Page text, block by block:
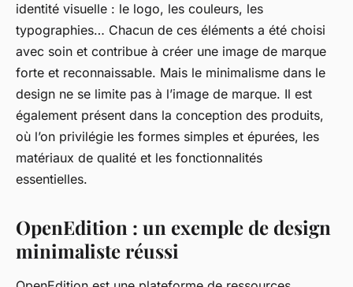
identité visuelle : le logo, les couleurs, les
typographies… Chacun de ces éléments a été choisi
avec soin et contribue à créer une image de marque
forte et reconnaissable. Mais le minimalisme dans le
design ne se limite pas à l’image de marque. Il est
également présent dans la conception des produits,
où l’on privilégie les formes simples et épurées, les
matériaux de qualité et les fonctionnalités
essentielles.
OpenEdition : un exemple de design
minimaliste réussi